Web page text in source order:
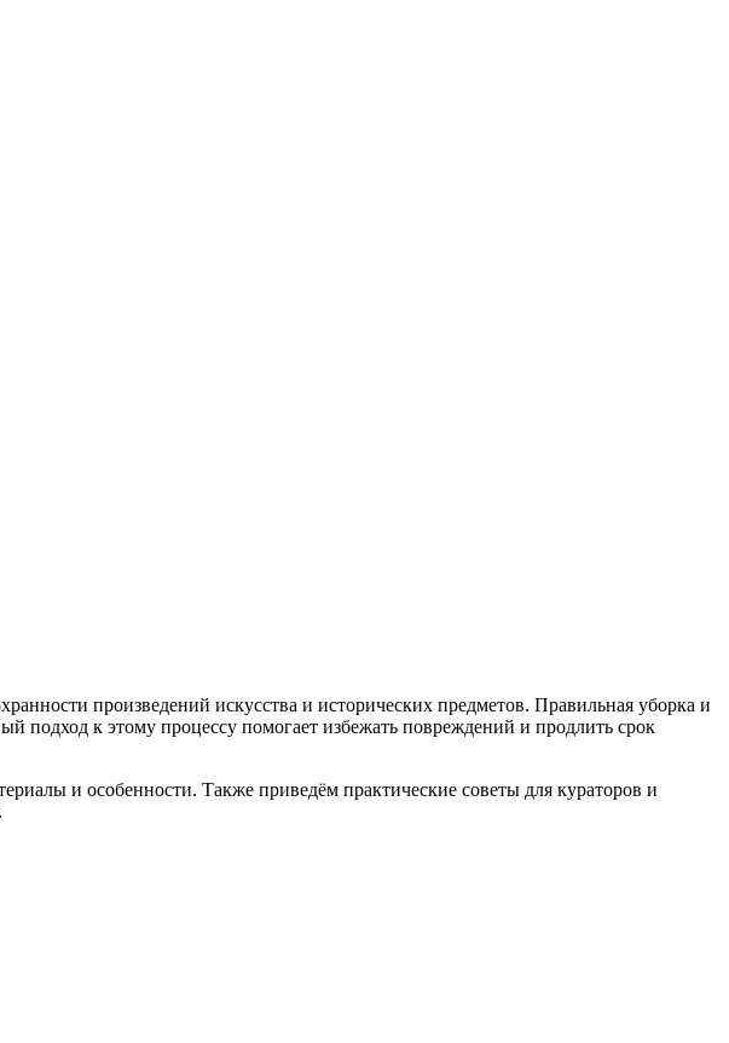
произведений искусства и исторических предметов. Правильная уборка и
подход к этому процессу помогает избежать повреждений и продлить срок
и особенности. Также приведём практические советы для кураторов и